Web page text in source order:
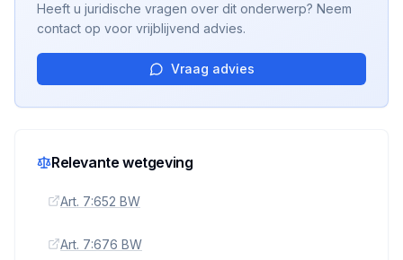
Heeft u juridische vragen over dit onderwerp? Neem
contact op voor vrijblijvend advies.
Vraag advies
Relevante wetgeving
Art. 7:652 BW
Art. 7:676 BW